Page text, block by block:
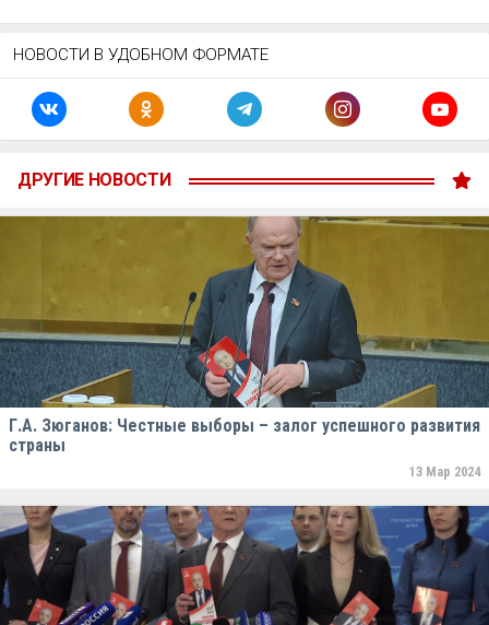
НОВОСТИ В УДОБНОМ ФОРМАТЕ
ДРУГИЕ НОВОСТИ
Г.А. Зюганов: Честные выборы – залог успешного развития
страны
13 Мар 2024